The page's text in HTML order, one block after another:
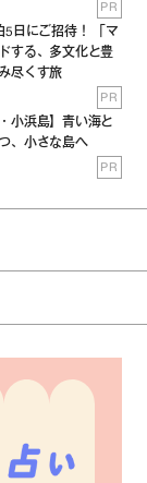
PR
5日にご招待！ 「マ
する、多文化と豊
尽くす旅
PR
小浜島】青い海と
、小さな島へ
PR